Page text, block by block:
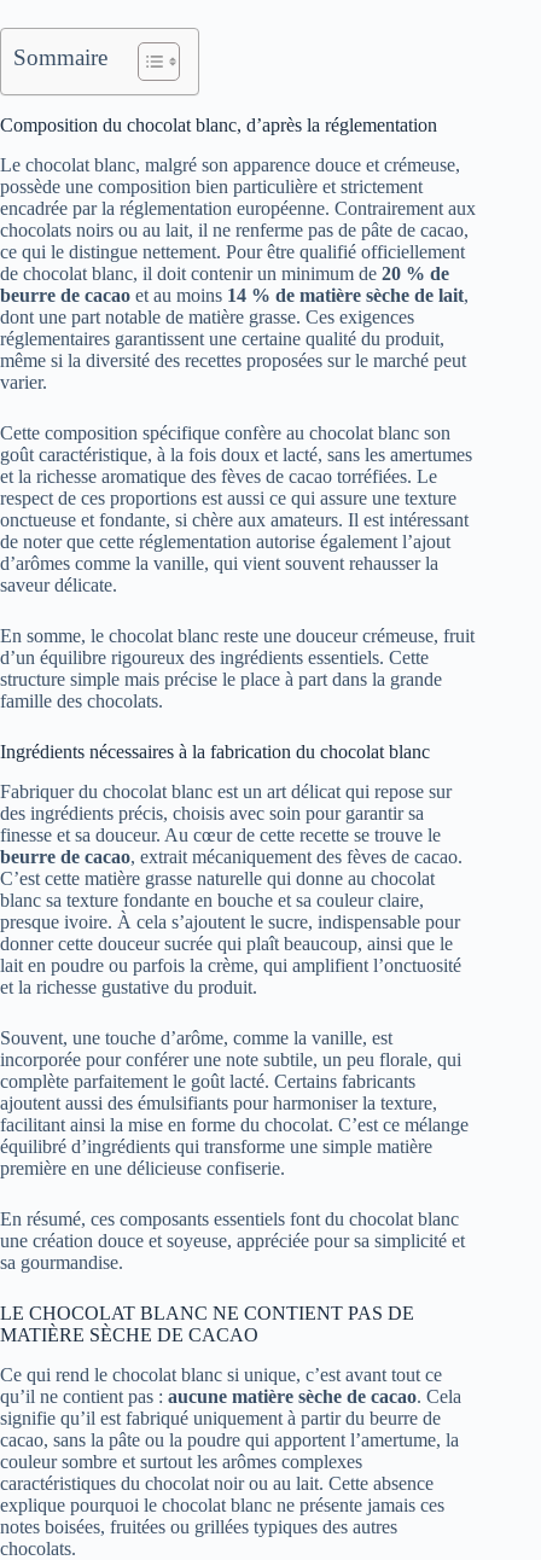
Sommaire
Composition du chocolat blanc, d’après la réglementation
Le chocolat blanc, malgré son apparence douce et crémeuse,
possède une composition bien particulière et strictement
encadrée par la réglementation européenne. Contrairement aux
chocolats noirs ou au lait, il ne renferme pas de pâte de cacao,
ce qui le distingue nettement. Pour être qualifié officiellement
de chocolat blanc, il doit contenir un minimum de 20 % de
beurre de cacao et au moins 14 % de matière sèche de lait,
dont une part notable de matière grasse. Ces exigences
réglementaires garantissent une certaine qualité du produit,
même si la diversité des recettes proposées sur le marché peut
varier.
Cette composition spécifique confère au chocolat blanc son
goût caractéristique, à la fois doux et lacté, sans les amertumes
et la richesse aromatique des fèves de cacao torréfiées. Le
respect de ces proportions est aussi ce qui assure une texture
onctueuse et fondante, si chère aux amateurs. Il est intéressant
de noter que cette réglementation autorise également l’ajout
d’arômes comme la vanille, qui vient souvent rehausser la
saveur délicate.
En somme, le chocolat blanc reste une douceur crémeuse, fruit
d’un équilibre rigoureux des ingrédients essentiels. Cette
structure simple mais précise le place à part dans la grande
famille des chocolats.
Ingrédients nécessaires à la fabrication du chocolat blanc
Fabriquer du chocolat blanc est un art délicat qui repose sur
des ingrédients précis, choisis avec soin pour garantir sa
finesse et sa douceur. Au cœur de cette recette se trouve le
beurre de cacao, extrait mécaniquement des fèves de cacao.
C’est cette matière grasse naturelle qui donne au chocolat
blanc sa texture fondante en bouche et sa couleur claire,
presque ivoire. À cela s’ajoutent le sucre, indispensable pour
donner cette douceur sucrée qui plaît beaucoup, ainsi que le
lait en poudre ou parfois la crème, qui amplifient l’onctuosité
et la richesse gustative du produit.
Souvent, une touche d’arôme, comme la vanille, est
incorporée pour conférer une note subtile, un peu florale, qui
complète parfaitement le goût lacté. Certains fabricants
ajoutent aussi des émulsifiants pour harmoniser la texture,
facilitant ainsi la mise en forme du chocolat. C’est ce mélange
équilibré d’ingrédients qui transforme une simple matière
première en une délicieuse confiserie.
En résumé, ces composants essentiels font du chocolat blanc
une création douce et soyeuse, appréciée pour sa simplicité et
sa gourmandise.
LE CHOCOLAT BLANC NE CONTIENT PAS DE
MATIÈRE SÈCHE DE CACAO
Ce qui rend le chocolat blanc si unique, c’est avant tout ce
qu’il ne contient pas : aucune matière sèche de cacao. Cela
signifie qu’il est fabriqué uniquement à partir du beurre de
cacao, sans la pâte ou la poudre qui apportent l’amertume, la
couleur sombre et surtout les arômes complexes
caractéristiques du chocolat noir ou au lait. Cette absence
explique pourquoi le chocolat blanc ne présente jamais ces
notes boisées, fruitées ou grillées typiques des autres
chocolats.